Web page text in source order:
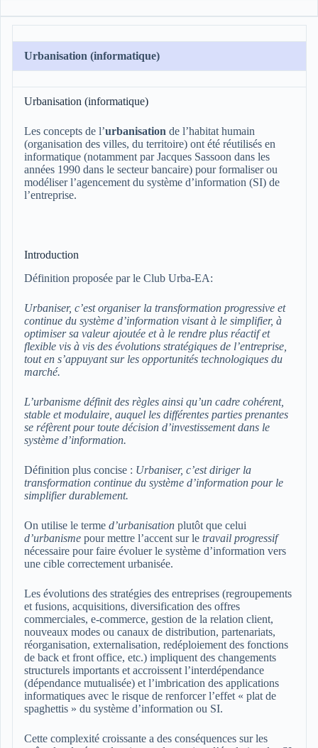
Urbanisation (informatique)
Urbanisation (informatique)
Les concepts de l’urbanisation de l’habitat humain
(organisation des villes, du territoire) ont été réutilisés en
informatique (notamment par Jacques Sassoon dans les
années 1990 dans le secteur bancaire) pour formaliser ou
modéliser l’agencement du système d’information (SI) de
l’entreprise.
Introduction
Définition proposée par le Club Urba-EA:
Urbaniser, c’est organiser la transformation progressive et
continue du système d’information visant à le simplifier, à
optimiser sa valeur ajoutée et à le rendre plus réactif et
flexible vis à vis des évolutions stratégiques de l’entreprise,
tout en s’appuyant sur les opportunités technologiques du
marché.
L’urbanisme définit des règles ainsi qu’un cadre cohérent,
stable et modulaire, auquel les différentes parties prenantes
se réfèrent pour toute décision d’investissement dans le
système d’information.
Définition plus concise : Urbaniser, c’est diriger la
transformation continue du système d’information pour le
simplifier durablement.
On utilise le terme d’urbanisation plutôt que celui
d’urbanisme pour mettre l’accent sur le travail progressif
nécessaire pour faire évoluer le système d’information vers
une cible correctement urbanisée.
Les évolutions des stratégies des entreprises (regroupements
et fusions, acquisitions, diversification des offres
commerciales, e-commerce, gestion de la relation client,
nouveaux modes ou canaux de distribution, partenariats,
réorganisation, externalisation, redéploiement des fonctions
de back et front office, etc.) impliquent des changements
structurels importants et accroissent l’interdépendance
(dépendance mutualisée) et l’imbrication des applications
informatiques avec le risque de renforcer l’effet « plat de
spaghettis » du système d’information ou SI.
Cette complexité croissante a des conséquences sur les